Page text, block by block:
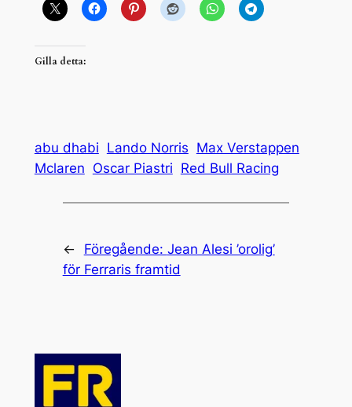
Gilla detta:
abu dhabi Lando Norris Max Verstappen
Mclaren Oscar Piastri Red Bull Racing
← Föregående: Jean Alesi ’orolig’
för Ferraris framtid